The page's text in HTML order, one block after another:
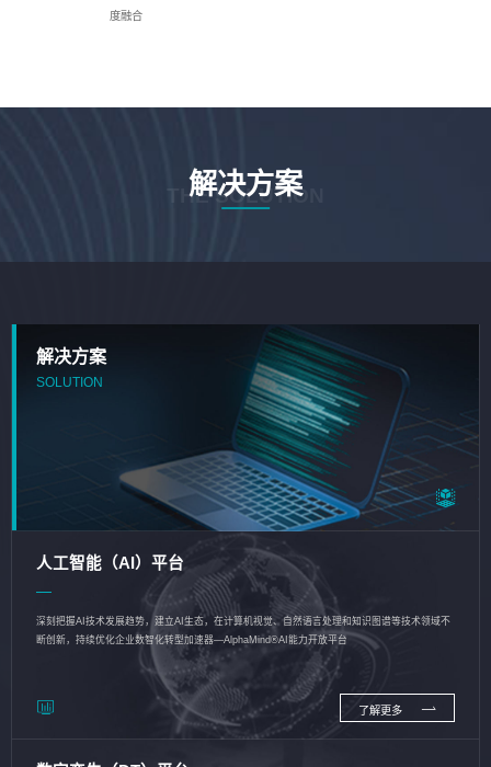
度融合
解决方案
THE SOLUTION
解决方案
SOLUTION
人工智能（AI）平台
深刻把握AI技术发展趋势，建立AI生态，在计算机视觉、自然语言处理和知识图谱等技术领域不
断创新，持续优化企业数智化转型加速器—AlphaMind®AI能力开放平台
了解更多